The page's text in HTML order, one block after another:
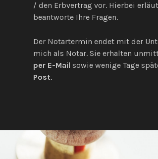
/ den Erbvertrag vor. Hierbei
beantworte Ihre Fragen.
Der Notartermin endet mit der
mich als Notar. Sie erhalten
per E-Mail sowie wenige Tage
Post.